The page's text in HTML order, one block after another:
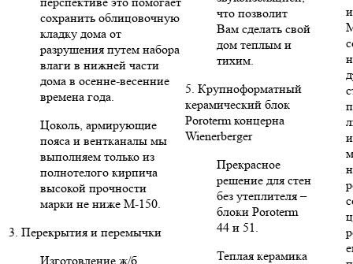
сохранить облицовочную
кладку дома от
разрушения путем набора
влаги в нижней части
дома в осенне-весенние
времена года.
Цоколь, армирующие
пояса и вентканалы мы
выполняем только из
полнотелого кирпича
высокой прочности
марки не ниже М-150.
3. Перекрытия и перемычки
Изготовление ж/б
что позволит
Вам сделать свой
дом теплым и
тихим.
5. Крупноформатный
керамический блок
Poroterm концерна
Wienerberger
Прекрасное
решение для стен
без утеплителя –
блоки Poroterm
44 и 51.
Теплая керамика